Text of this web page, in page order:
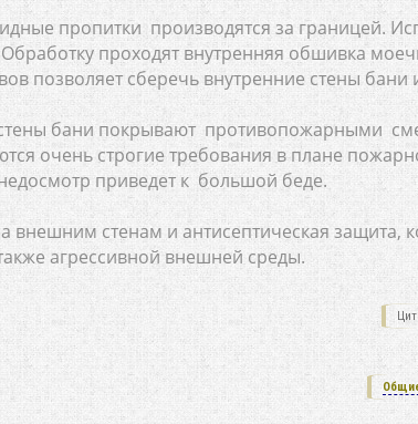
пропитки производятся за границей.
проходят внутренняя обшивка
позволяет сберечь внутренние стены бани
бани покрывают противопожарными
очень строгие требования в плане
приведет к большой беде.
внешним стенам и антисептическая защита,
агрессивной внешней среды.